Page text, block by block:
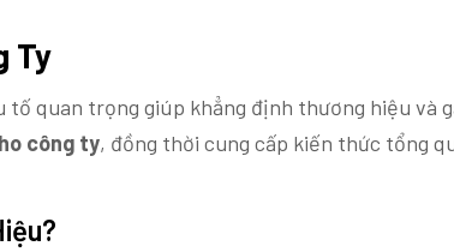
Ty
quan trọng giúp khẳng định thương hiệu và
công ty, đồng thời cung cấp kiến thức tổng